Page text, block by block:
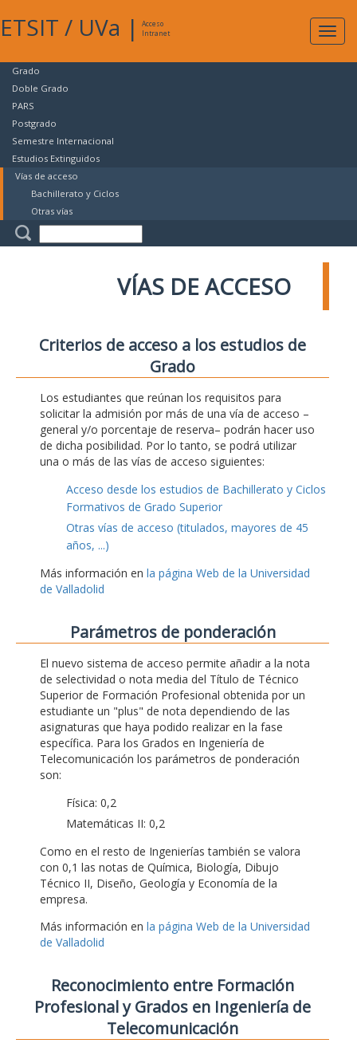
ETSIT / UVa |
Acceso
Intranet
Grado
Doble Grado
PARS
Postgrado
Semestre Internacional
Estudios Extinguidos
Vías de acceso
Bachillerato y Ciclos
Otras vías
VÍAS DE ACCESO
Criterios de acceso a los estudios de
Grado
Los estudiantes que reúnan los requisitos para
solicitar la admisión por más de una vía de acceso –
general y/o porcentaje de reserva– podrán hacer uso
de dicha posibilidad. Por lo tanto, se podrá utilizar
una o más de las vías de acceso siguientes:
Acceso desde los estudios de Bachillerato y Ciclos
Formativos de Grado Superior
Otras vías de acceso (titulados, mayores de 45
años, ...)
Más información en la página Web de la Universidad
de Valladolid
Parámetros de ponderación
El nuevo sistema de acceso permite añadir a la nota
de selectividad o nota media del Título de Técnico
Superior de Formación Profesional obtenida por un
estudiante un "plus" de nota dependiendo de las
asignaturas que haya podido realizar en la fase
específica. Para los Grados en Ingeniería de
Telecomunicación los parámetros de ponderación
son:
Física: 0,2
Matemáticas II: 0,2
Como en el resto de Ingenierías también se valora
con 0,1 las notas de Química, Biología, Dibujo
Técnico II, Diseño, Geología y Economía de la
empresa.
Más información en la página Web de la Universidad
de Valladolid
Reconocimiento entre Formación
Profesional y Grados en Ingeniería de
Telecomunicación